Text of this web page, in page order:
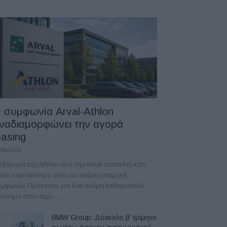
συμφωνία Arval-Athlon
την αγορά
2026
της Athlon από την Arval αποτελεί κάτι
περισσότερο από μια ακόμη εταιρική
Πρόκειται για ένα ακόμη καθοριστικό
στον ταχύ...
BMW Group: Δύσκολο β’ τρίμηνο